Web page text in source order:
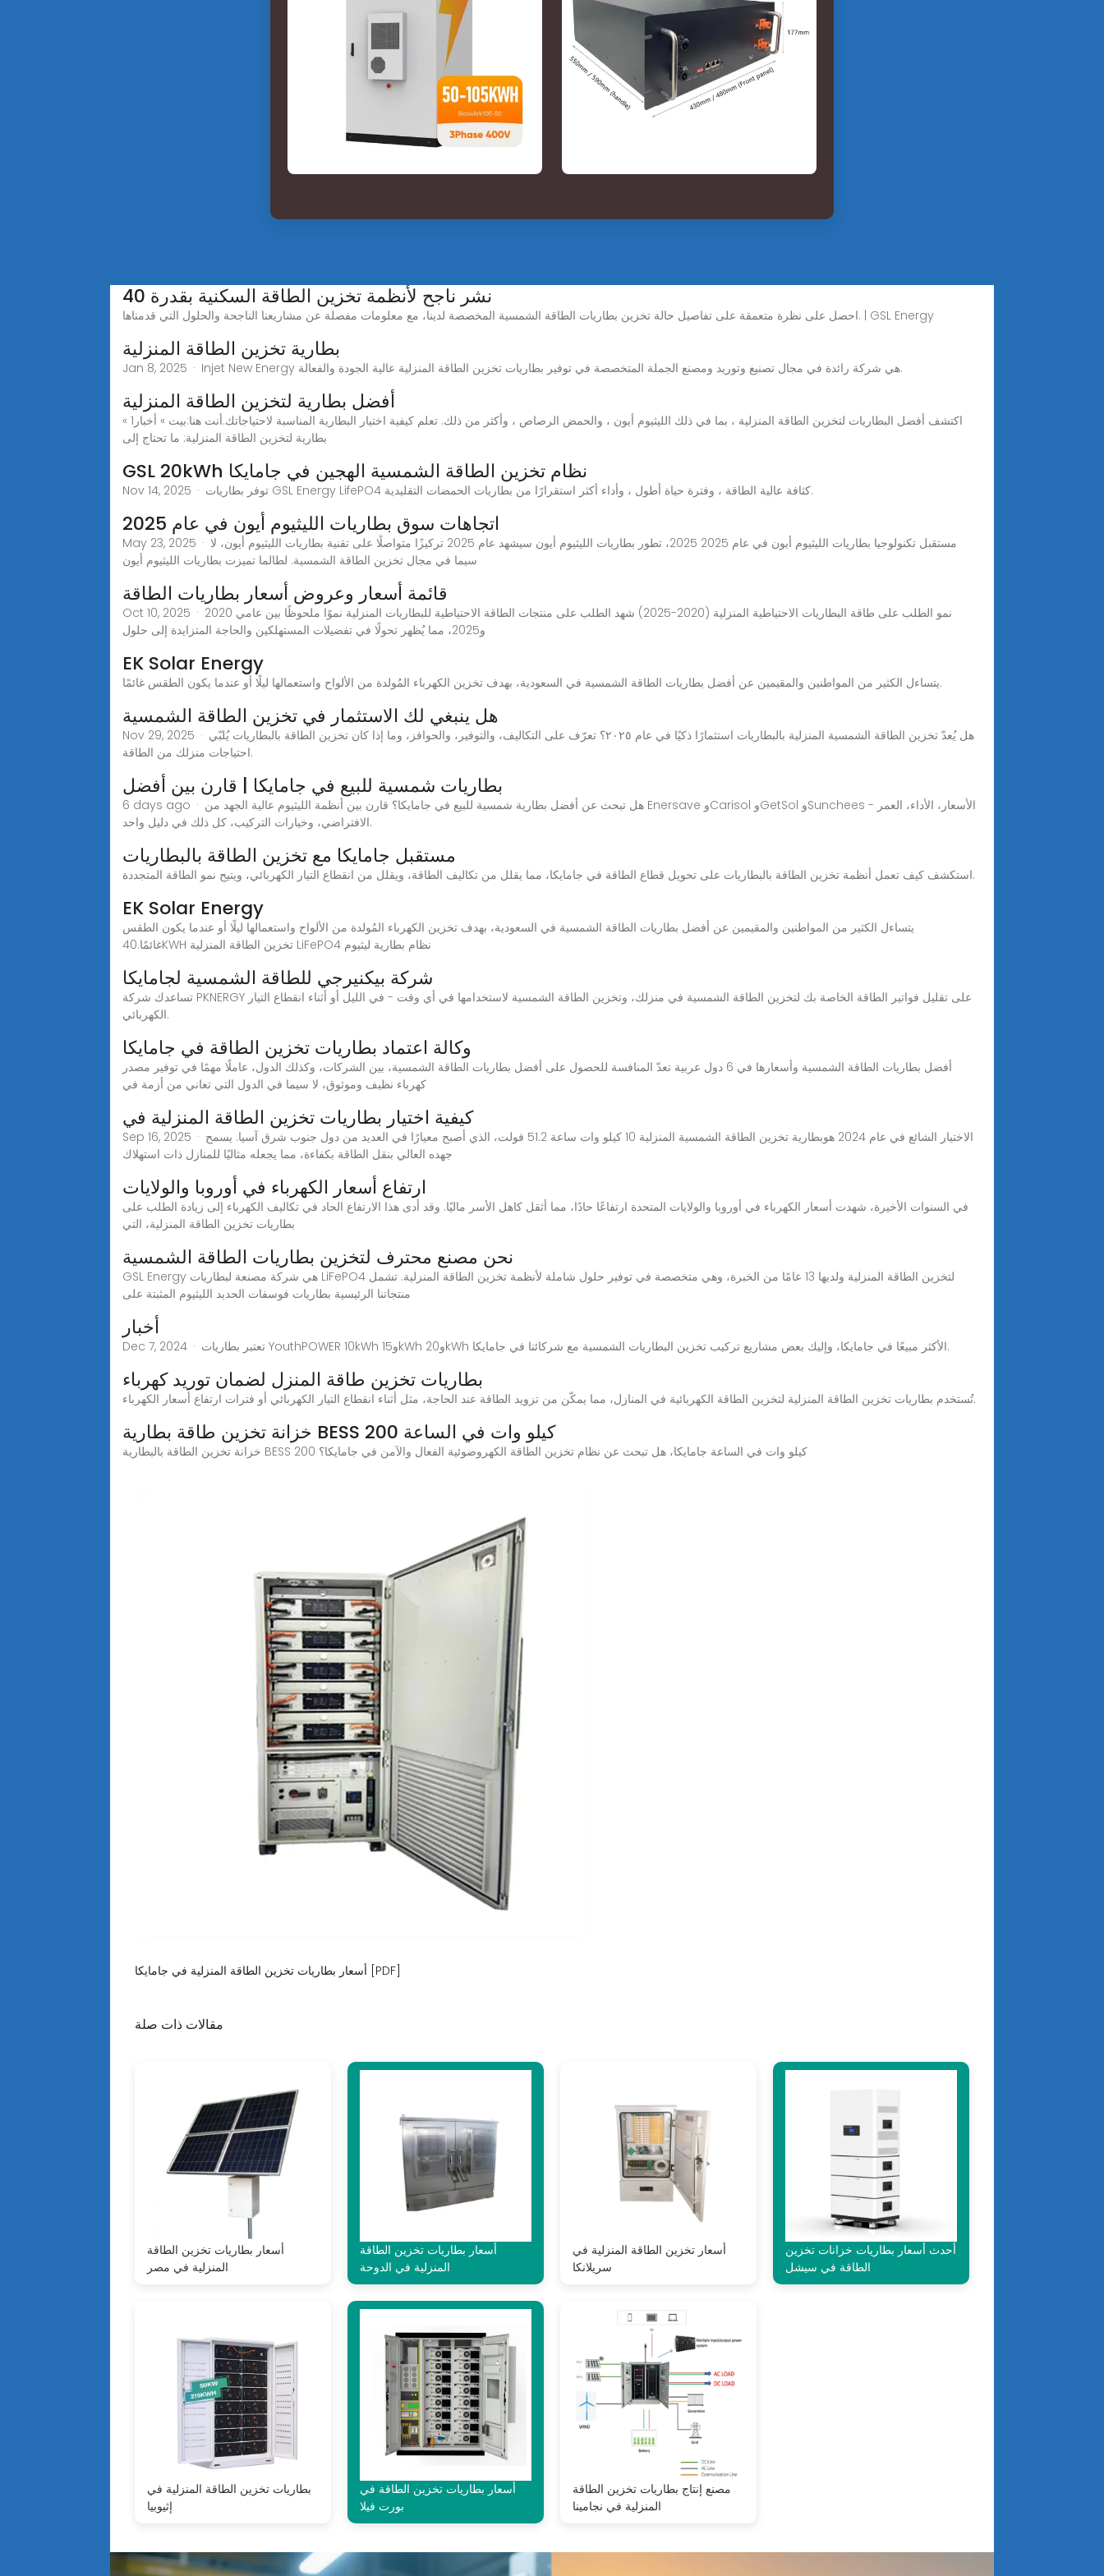
نشر ناجح لأنظمة تخزين الطاقة السكنية بقدرة 40
احصل على نظرة متعمقة على تفاصيل حالة تخزين بطاريات الطاقة الشمسية المخصصة لدينا، مع معلومات مفصلة عن مشاريعنا الناجحة والحلول التي قدمناها. | GSL Energy
بطارية تخزين الطاقة المنزلية
Jan 8, 2025 · Injet New Energy هي شركة رائدة في مجال تصنيع وتوريد ومصنع الجملة المتخصصة في توفير بطاريات تخزين الطاقة المنزلية عالية الجودة والفعالة.
أفضل بطارية لتخزين الطاقة المنزلية
اكتشف أفضل البطاريات لتخزين الطاقة المنزلية ، بما في ذلك الليثيوم أيون ، والحمض الرصاص ، وأكثر من ذلك. تعلم كيفية اختيار البطارية المناسبة لاحتياجاتك.أنت هنا:بيت » أخبار1 »
بطارية لتخزين الطاقة المنزلية: ما تحتاج إلى
GSL 20kWh نظام تخزين الطاقة الشمسية الهجين في جامايكا
Nov 14, 2025 · توفر بطاريات GSL Energy LifePO4 كثافة عالية الطاقة ، وفترة حياة أطول ، وأداء أكثر استقرارًا من بطاريات الحمضات التقليدية.
اتجاهات سوق بطاريات الليثيوم أيون في عام 2025
May 23, 2025 · مستقبل تكنولوجيا بطاريات الليثيوم أيون في عام 2025 2025، تطور بطاريات الليثيوم أيون سيشهد عام 2025 تركيزًا متواصلًا على تقنية بطاريات الليثيوم أيون، لا
سيما في مجال تخزين الطاقة الشمسية. لطالما تميزت بطاريات الليثيوم أيون
قائمة أسعار وعروض أسعار بطاريات الطاقة
Oct 10, 2025 · نمو الطلب على طاقة البطاريات الاحتياطية المنزلية (2020-2025) شهد الطلب على منتجات الطاقة الاحتياطية للبطاريات المنزلية نموًا ملحوظًا بين عامي 2020
و2025، مما يُظهر تحولًا في تفضيلات المستهلكين والحاجة المتزايدة إلى حلول
EK Solar Energy
يتساءل الكثير من المواطنين والمقيمين عن أفضل بطاريات الطاقة الشمسية في السعودية، بهدف تخزين الكهرباء المُولدة من الألواح واستعمالها ليلًا أو عندما يكون الطقس غائمًا.
هل ينبغي لك الاستثمار في تخزين الطاقة الشمسية
Nov 29, 2025 · هل يُعدّ تخزين الطاقة الشمسية المنزلية بالبطاريات استثمارًا ذكيًا في عام ٢٠٢٥؟ تعرّف على التكاليف، والتوفير، والحوافز، وما إذا كان تخزين الطاقة بالبطاريات يُلبّي
احتياجات منزلك من الطاقة.
بطاريات شمسية للبيع في جامايكا | قارن بين أفضل
6 days ago · هل تبحث عن أفضل بطارية شمسية للبيع في جامايكا؟ قارن بين أنظمة الليثيوم عالية الجهد من Enersave وCarisol وGetSol وSunchees - الأسعار، الأداء، العمر
الافتراضي، وخيارات التركيب، كل ذلك في دليل واحد.
مستقبل جامايكا مع تخزين الطاقة بالبطاريات
استكشف كيف تعمل أنظمة تخزين الطاقة بالبطاريات على تحويل قطاع الطاقة في جامايكا، مما يقلل من تكاليف الطاقة، ويقلل من انقطاع التيار الكهربائي، ويتيح نمو الطاقة المتجددة.
EK Solar Energy
يتساءل الكثير من المواطنين والمقيمين عن أفضل بطاريات الطاقة الشمسية في السعودية، بهدف تخزين الكهرباء المُولدة من الألواح واستعمالها ليلًا أو عندما يكون الطقس
غائمًا.40KWH تخزين الطاقة المنزلية LiFePO4 نظام بطارية ليثيوم
شركة بيكنيرجي للطاقة الشمسية لجامايكا
تساعدك شركة PKNERGY على تقليل فواتير الطاقة الخاصة بك لتخزين الطاقة الشمسية في منزلك، وتخزين الطاقة الشمسية لاستخدامها في أي وقت - في الليل أو أثناء انقطاع التيار
الكهربائي.
وكالة اعتماد بطاريات تخزين الطاقة في جامايكا
أفضل بطاريات الطاقة الشمسية وأسعارها في 6 دول عربية تعدّ المنافسة للحصول على أفضل بطاريات الطاقة الشمسية، بين الشركات، وكذلك الدول، عاملًا مهمًا في توفير مصدر
كهرباء نظيف وموثوق، لا سيما في الدول التي تعاني من أزمة في
كيفية اختيار بطاريات تخزين الطاقة المنزلية في
Sep 16, 2025 · الاختيار الشائع في عام 2024 هوبطارية تخزين الطاقة الشمسية المنزلية 10 كيلو وات ساعة 51.2 فولت، الذي أصبح معيارًا في العديد من دول جنوب شرق آسيا. يسمح
جهده العالي بنقل الطاقة بكفاءة، مما يجعله مثاليًا للمنازل ذات استهلاك
ارتفاع أسعار الكهرباء في أوروبا والولايات
في السنوات الأخيرة، شهدت أسعار الكهرباء في أوروبا والولايات المتحدة ارتفاعًا حادًا، مما أثقل كاهل الأسر ماليًا. وقد أدى هذا الارتفاع الحاد في تكاليف الكهرباء إلى زيادة الطلب على
بطاريات تخزين الطاقة المنزلية، التي
نحن مصنع محترف لتخزين بطاريات الطاقة الشمسية
GSL Energy هي شركة مصنعة لبطاريات LiFePO4 لتخزين الطاقة المنزلية ولديها 13 عامًا من الخبرة، وهي متخصصة في توفير حلول شاملة لأنظمة تخزين الطاقة المنزلية. تشمل
منتجاتنا الرئيسية بطاريات فوسفات الحديد الليثيوم المثبتة على
أخبار
Dec 7, 2024 · تعتبر بطاريات YouthPOWER 10kWh و15kWh و20kWh الأكثر مبيعًا في جامايكا، وإليك بعض مشاريع تركيب تخزين البطاريات الشمسية مع شركائنا في جامايكا.
بطاريات تخزين طاقة المنزل لضمان توريد كهرباء
تُستخدم بطاريات تخزين الطاقة المنزلية لتخزين الطاقة الكهربائية في المنازل، مما يمكّن من تزويد الطاقة عند الحاجة، مثل أثناء انقطاع التيار الكهربائي أو فترات ارتفاع أسعار الكهرباء.
خزانة تخزين طاقة بطارية BESS 200 كيلو وات في الساعة
خزانة تخزين الطاقة بالبطارية BESS 200 كيلو وات في الساعة جامايكا، هل تبحث عن نظام تخزين الطاقة الكهروضوئية الفعال والآمن في جامايكا؟
أسعار بطاريات تخزين الطاقة المنزلية في جامايكا [PDF]
مقالات ذات صلة
أسعار بطاريات تخزين الطاقة
المنزلية في مصر
أسعار بطاريات تخزين الطاقة
المنزلية في الدوحة
أسعار تخزين الطاقة المنزلية في
سريلانكا
أحدث أسعار بطاريات خزانات تخزين
الطاقة في سيشل
بطاريات تخزين الطاقة المنزلية في
إثيوبيا
أسعار بطاريات تخزين الطاقة في
بورت فيلا
مصنع إنتاج بطاريات تخزين الطاقة
المنزلية في نجامينا